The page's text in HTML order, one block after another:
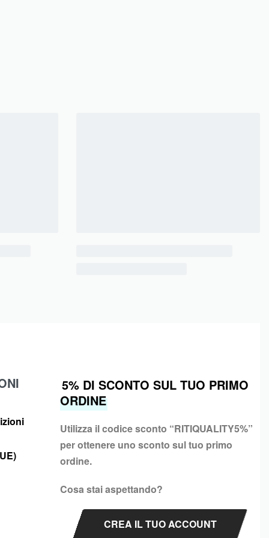
5% DI SCONTO SUL TUO PRIMO
ORDINE
Utilizza il codice sconto “RITIQUALITY5%”
per ottenere uno sconto sul tuo primo
ordine.
Cosa stai aspettando?
CREA IL TUO ACCOUNT